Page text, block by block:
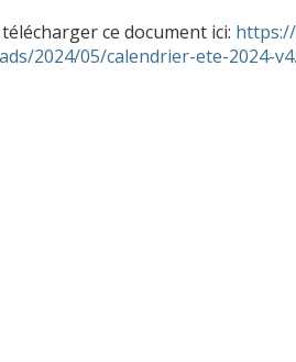
ce document ici:
2024/05/calendrier-ete-2024-